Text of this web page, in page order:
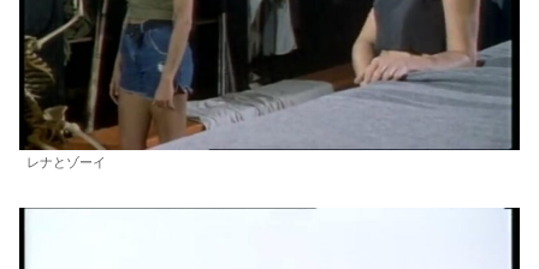
レナとゾーイ